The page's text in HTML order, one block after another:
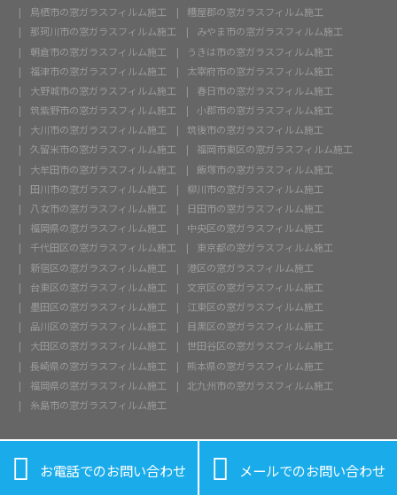
鳥栖市の窓ガラスフィルム施工
糟屋郡の窓ガラスフィルム施工
那珂川市の窓ガラスフィルム施工
みやま市の窓ガラスフィルム施工
朝倉市の窓ガラスフィルム施工
うきは市の窓ガラスフィルム施工
福津市の窓ガラスフィルム施工
太宰府市の窓ガラスフィルム施工
大野城市の窓ガラスフィルム施工
春日市の窓ガラスフィルム施工
筑紫野市の窓ガラスフィルム施工
小郡市の窓ガラスフィルム施工
大川市の窓ガラスフィルム施工
筑後市の窓ガラスフィルム施工
久留米市の窓ガラスフィルム施工
福岡市東区の窓ガラスフィルム施工
大牟田市の窓ガラスフィルム施工
飯塚市の窓ガラスフィルム施工
田川市の窓ガラスフィルム施工
柳川市の窓ガラスフィルム施工
八女市の窓ガラスフィルム施工
日田市の窓ガラスフィルム施工
福岡県の窓ガラスフィルム施工
中央区の窓ガラスフィルム施工
千代田区の窓ガラスフィルム施工
東京都の窓ガラスフィルム施工
新宿区の窓ガラスフィルム施工
港区の窓ガラスフィルム施工
台東区の窓ガラスフィルム施工
文京区の窓ガラスフィルム施工
墨田区の窓ガラスフィルム施工
江東区の窓ガラスフィルム施工
品川区の窓ガラスフィルム施工
目黒区の窓ガラスフィルム施工
大田区の窓ガラスフィルム施工
世田谷区の窓ガラスフィルム施工
長崎県の窓ガラスフィルム施工
熊本県の窓ガラスフィルム施工
福岡県の窓ガラスフィルム施工
北九州市の窓ガラスフィルム施工
糸島市の窓ガラスフィルム施工
 お電話でのお問い合わせ  メールでのお問い合わせ